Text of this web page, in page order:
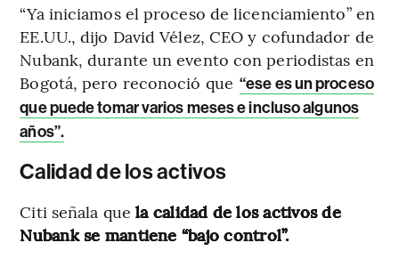
“Ya iniciamos el proceso de licenciamiento” en
EE.UU., dijo David Vélez, CEO y cofundador de
Nubank, durante un evento con periodistas en
Bogotá, pero reconoció que “ese es un proceso
que puede tomar varios meses e incluso algunos
años”.
Calidad de los activos
Citi señala que la calidad de los activos de
Nubank se mantiene “bajo control”.